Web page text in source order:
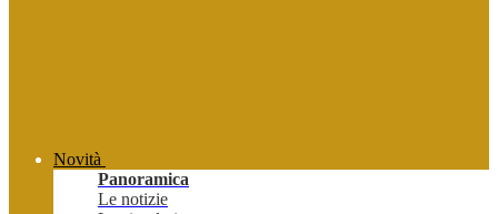
Novità
Panoramica
Le notizie